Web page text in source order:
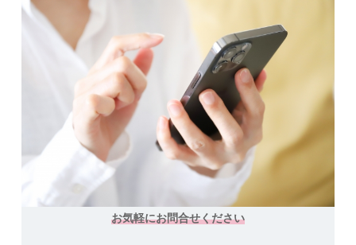
お気軽にお問合せください